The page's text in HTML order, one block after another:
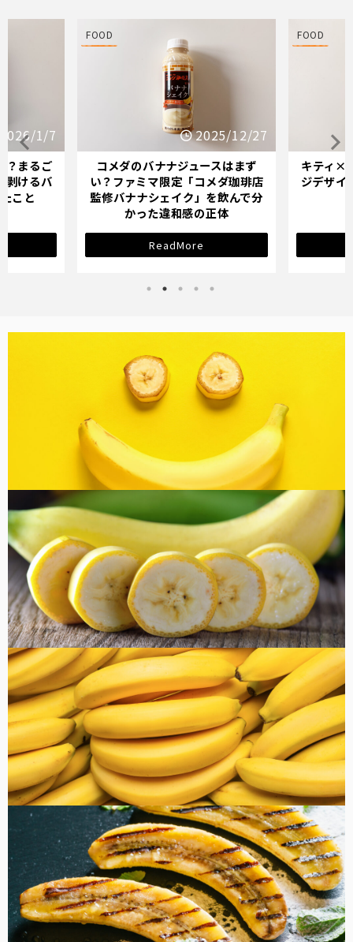
12/27
はまず
ダ珈琲店
んで分
FOOD
2025/12/21
キティ×バナナミルクのパッケー
ジデザインが示す「学び直し」の
サインとは？
ReadMore
FOOD
オイシッ
ている人
コラム
健康・美容
FOOD